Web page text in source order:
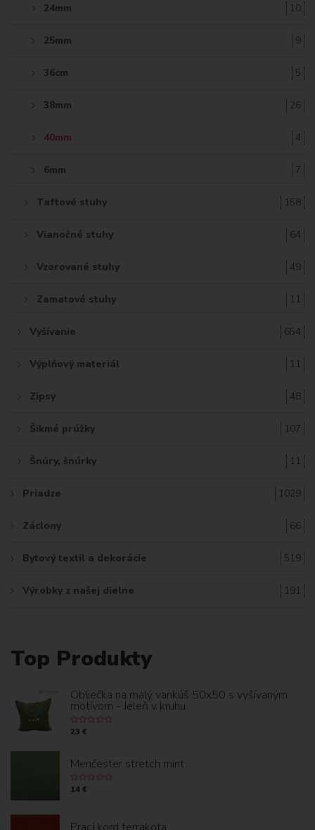
24mm 10
25mm 9
36cm 5
38mm 26
40mm 4
6mm 7
Taftové stuhy 158
Vianočné stuhy 64
Vzorované stuhy 49
Zamatové stuhy 11
Vyšívanie 654
Výplňový materiál 11
Zipsy 48
Šikmé prúžky 107
Šnúry, šnúrky 11
Priadze 1029
Záclony 66
Bytový textil a dekorácie 519
Výrobky z našej dielne 191
Top Produkty
Obliečka na malý vankúš 50x50 s vyšívaným
motívom - Jeleň v kruhu
23 €
Menčester stretch mint
14 €
Prací kord terrakota